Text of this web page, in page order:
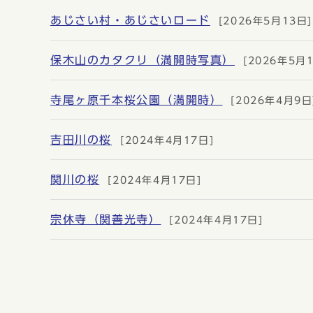
あじさい村・あじさいロード [2026年5月13日]
保木山のカタクリ（満開時写真） [2026年5月
寺尾ヶ原千本桜公園（満開時） [2026年4月9日]
吉田川の桜 [2024年4月17日]
関川の桜 [2024年4月17日]
宗休寺（関善光寺） [2024年4月17日]